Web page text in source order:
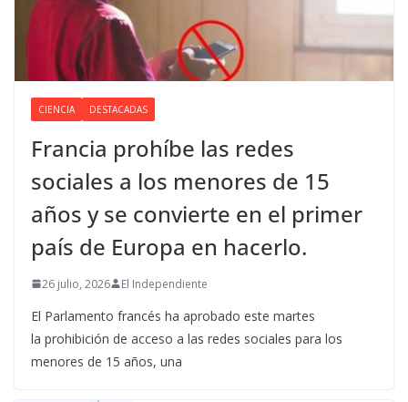
CIENCIA DESTACADAS
Francia prohíbe las redes
sociales a los menores de 15
años y se convierte en el primer
país de Europa en hacerlo.
26 julio, 2026 El Independiente
El Parlamento francés ha aprobado este martes
la prohibición de acceso a las redes sociales para los
menores de 15 años, una